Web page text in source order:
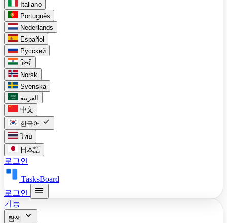
Italiano
Português
Nederlands
Español
Русский
हिन्दी
Norsk
Svenska
العربية
中文
한국어 check
ไทย
日本語
로그인
TasksBoard
로그인
menu
기능
탐색
expand_more